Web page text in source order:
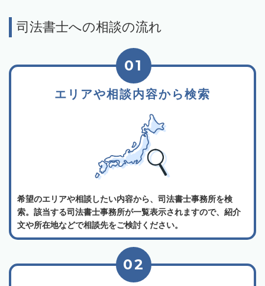
司法書士への相談の流れ
エリアや相談内容から検索
01
希望のエリアや相談したい内容から、司法書士事務所を検
索。該当する司法書士事務所が一覧表示されますので、紹介
文や所在地などで相談先をご検討ください。
02